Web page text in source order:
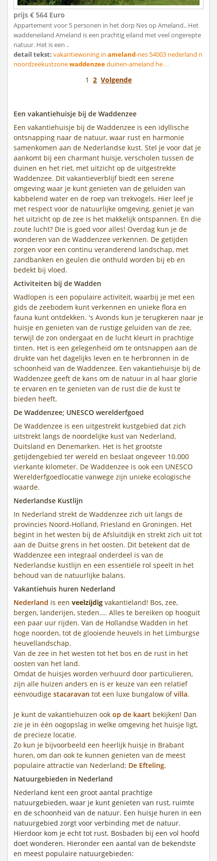
prijs € 564 Euro
Appartement voor 5 personen in het dorp Nes op Ameland.. Het
waddeneiland Ameland is een prachtig eiland met veel ongerepte
natuur. Het is een ..
detail tekst: vakantiewoning in ameland-nes 54003 nederland n
noordzeekustzonewaddenzeeduinen-ameland he . .
1 2 Volgende
Een vakantiehuisje bij de Waddenzee
Een vakantiehuisje bij de Waddenzee is een idyllische
ontsnapping naar de natuur, waar rust en harmonie
samenkomen aan de Nederlandse kust. Stel je voor dat je
aankomt bij een charmant huisje, verscholen tussen de
duinen en het riet, met uitzicht op de uitgestrekte
Waddenzee. Dit vakantieverblijf biedt een serene
omgeving waar je kunt genieten van de geluiden van
kabbelend water en de roep van trekvogels. Hier leef je
met respect voor de natuurlijke omgeving, geniet je van
het uitzicht op de zee is het makkelijk ontspannen. En die
zoute lucht? Die is goed voor alles! Overdag kun je de
wonderen van de Waddenzee verkennen. De getijden
zorgen voor een continu veranderend landschap, met
zandbanken en geulen die onthuld worden bij eb en
bedekt bij vloed.
Activiteiten bij de Wadden
Wadlopen is een populaire activiteit, waarbij je met een
gids de zeebodem kunt verkennen en unieke flora en
fauna kunt ontdekken. 's Avonds kun je terugkeren naar je
huisje en genieten van de rustige geluiden van de zee,
terwijl de zon ondergaat en de lucht kleurt in prachtige
tinten. Het is een gelegenheid om te ontsnappen aan de
drukte van het dagelijks leven en te herbronnen in de
schoonheid van de Waddenzee. Een vakantiehuisje bij de
Waddenzee geeft de kans om de natuur in al haar glorie
te ervaren en te genieten van de rust die de kust te
bieden heeft.
De Waddenzee; UNESCO werelderfgoed
De Waddenzee is een uitgestrekt kustgebied dat zich
uitstrekt langs de noordelijke kust van Nederland,
Duitsland en Denemarken. Het is het grootste
getijdengebied ter wereld en beslaat ongeveer 10.000
vierkante kilometer. De Waddenzee is ook een UNESCO
Werelderfgoedlocatie vanwege zijn unieke ecologische
waarde.
Nederlandse Kustlijn
In Nederland strekt de Waddenzee zich uit langs de
provincies Noord-Holland, Friesland en Groningen. Het
begint in het westen bij de Afsluitdijk en strekt zich uit tot
aan de Duitse grens in het oosten. Dit betekent dat de
Waddenzee een integraal onderdeel is van de
Nederlandse kustlijn en een essentiële rol speelt in het
behoud van de natuurlijke balans.
Vakantiehuis huren Nederland
Nederland is een veelzijdig vakantieland! Bos, zee,
bergen, landerijen, steden.... Alles te bereiken op hooguit
een paar uur rijden. Van de Hollandse Wadden in het
hoge noorden, tot de glooiende heuvels in het Limburgse
heuvellandschap.
Van de zee in het westen tot het bos en de rust in het
oosten van het land.
Omdat de huisjes worden verhuurd door particulieren,
zijn alle huizen anders en is er keuze van een relatief
eenvoudige stacaravan tot een luxe bungalow ofvilla.
Je kunt de vakantiehuizen ook op de kaart bekijken! Dan
zie je in één oogopslag in welke omgeving het huisje ligt,
de precieze locatie.
Zo kun je bijvoorbeeld een heerlijk huisje in Brabant
huren, om dan ook te kunnen genieten van de meest
populaire attractie van Nederland; De Efteling.
Natuurgebieden in Nederland
Nederland kent een groot aantal prachtige
natuurgebieden, waar je kunt genieten van rust, ruimte
en de schoonheid van de natuur. Een huisje huren in een
natuurgebied zorgt voor verbinding met de natuur.
Hierdoor kom je echt tot rust. Bosbaden bij een vol hoofd
doet wonderen. Hieronder een aantal van de bekendste
en meest populaire natuurgebieden: